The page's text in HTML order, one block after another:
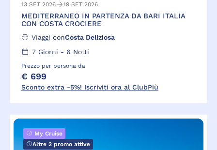
13 SET 2026 19 SET 2026
MEDITERRANEO IN PARTENZA DA BARI ITALIA
CON COSTA CROCIERE
Viaggi conCosta Deliziosa
7Giorni - 6 Notti
Prezzo per persona da
€ 699
Sconto extra -5%! Iscriviti ora al ClubPiù
My Cruise
Altre 2 promo attive